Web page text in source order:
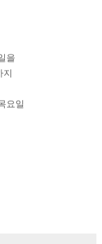
을
지
요일